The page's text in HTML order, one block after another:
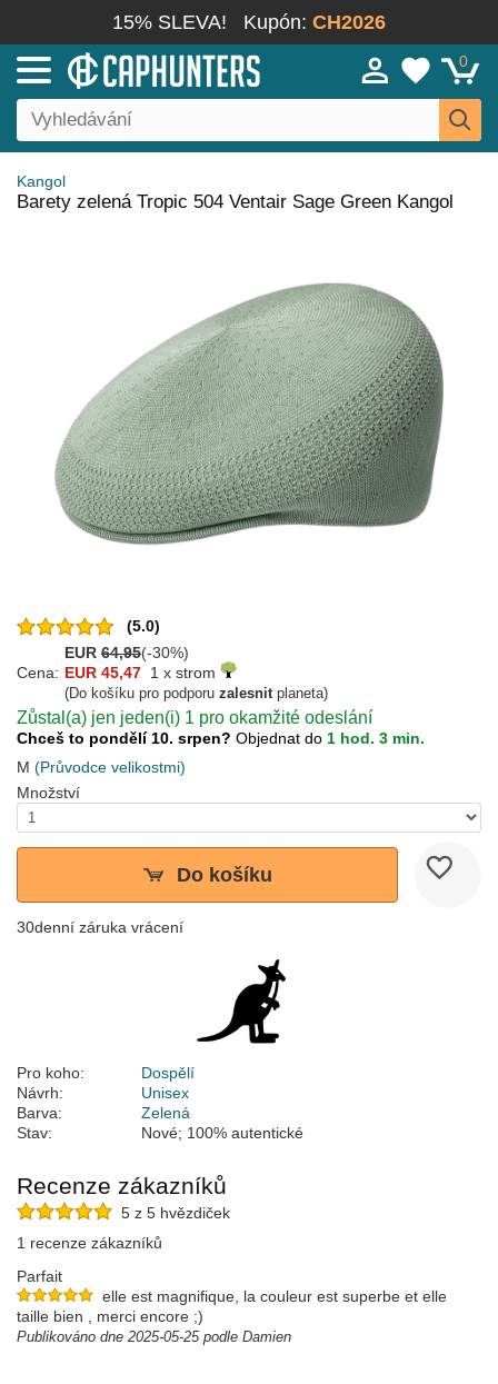
15% SLEVA! Kupón: CH2026
0
Kangol
Barety zelená Tropic 504 Ventair Sage Green Kangol
(5.0)
EUR 64,95(-30%)
Cena: EUR 45,47 1 x strom
(Do košíku pro podporu zalesnitplaneta)
Zůstal(a) jen jeden(i) 1 pro okamžité odeslání
Chceš to pondělí 10. srpen? Objednat do 1 hod. 3 min.
M (Průvodce velikostmi)
Množství
Do košíku
30denní záruka vrácení
Pro koho:
Dospělí
Návrh:
Unisex
Barva:
Zelená
Stav:
Nové; 100% autentické
Recenze zákazníků
5 z 5 hvězdiček
1 recenze zákazníků
Parfait
elle est magnifique, la couleur est superbe et elle
taille bien , merci encore ;)
Publikováno dne 2025-05-25 podle Damien